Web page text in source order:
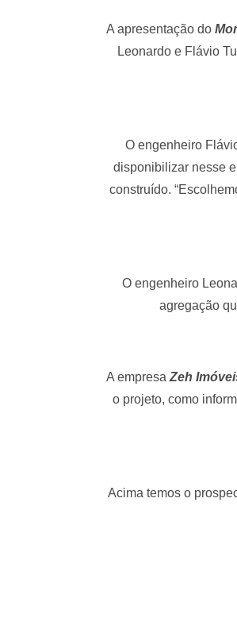
A apresentação do
Leonardo e Flávio
O engenheiro
disponibilizar nesse
construído.
O engenheiro
agregação
A empresa Zeh
o projeto, como
Acima temos o